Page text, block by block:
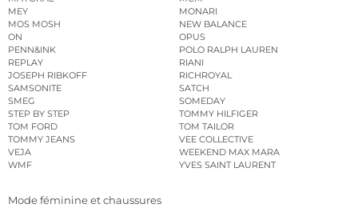
MEY
MONARI
MOS MOSH
NEW BALANCE
ON
OPUS
PENN&INK
POLO RALPH LAUREN
REPLAY
RIANI
JOSEPH RIBKOFF
RICHROYAL
SAMSONITE
SATCH
SMEG
SOMEDAY
STEP BY STEP
TOMMY HILFIGER
TOM FORD
TOM TAILOR
TOMMY JEANS
VEE COLLECTIVE
VEJA
WEEKEND MAX MARA
WMF
YVES SAINT LAURENT
Mode féminine et chaussures